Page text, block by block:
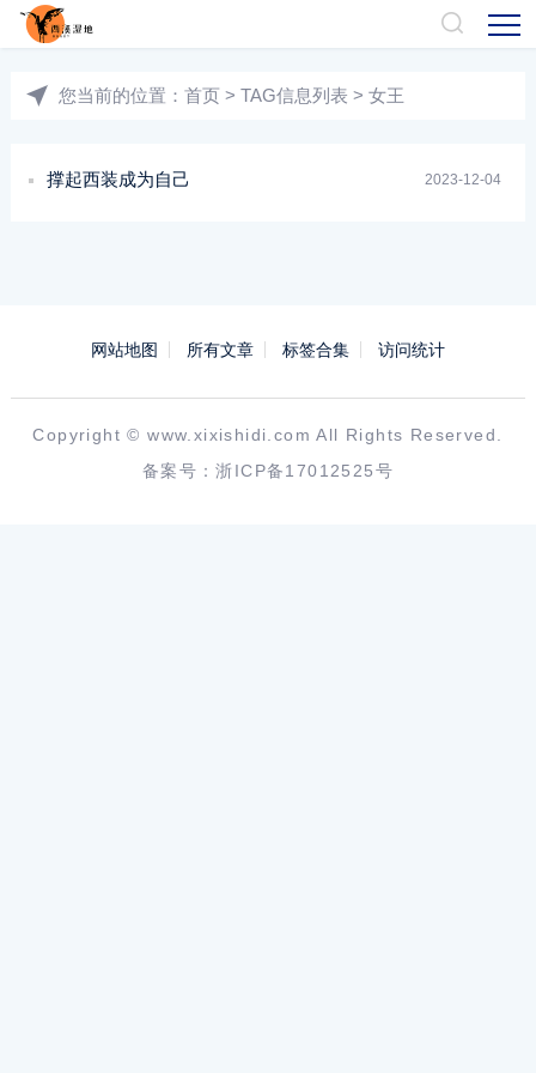
您当前的位置： 首页 > TAG信息列表 > 女王
2023-12-04
撑起西装成为自己
网站地图 所有文章 标签合集 访问统计
Copyright ©www.xixishidi.com All Rights Reserved.
备案号：浙ICP备17012525号